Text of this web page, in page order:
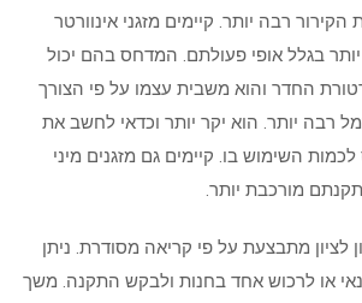
רבה יותר. קיימים מזגני אינוורטר
בגלל אופי פעולתם. המדחס בהם יכול
החדר והוא משבית עצמו על פי הצורך
רבה יותר. הוא יקר יותר וכדאי לחשב את
השימוש בו. קיימים גם מזגנים מיני
מורכבת יותר.
לציון מתבצעת על פי קריאה מסודרת. ניתן
או לרכוש אחד בחנות ולבקש התקנה. משך